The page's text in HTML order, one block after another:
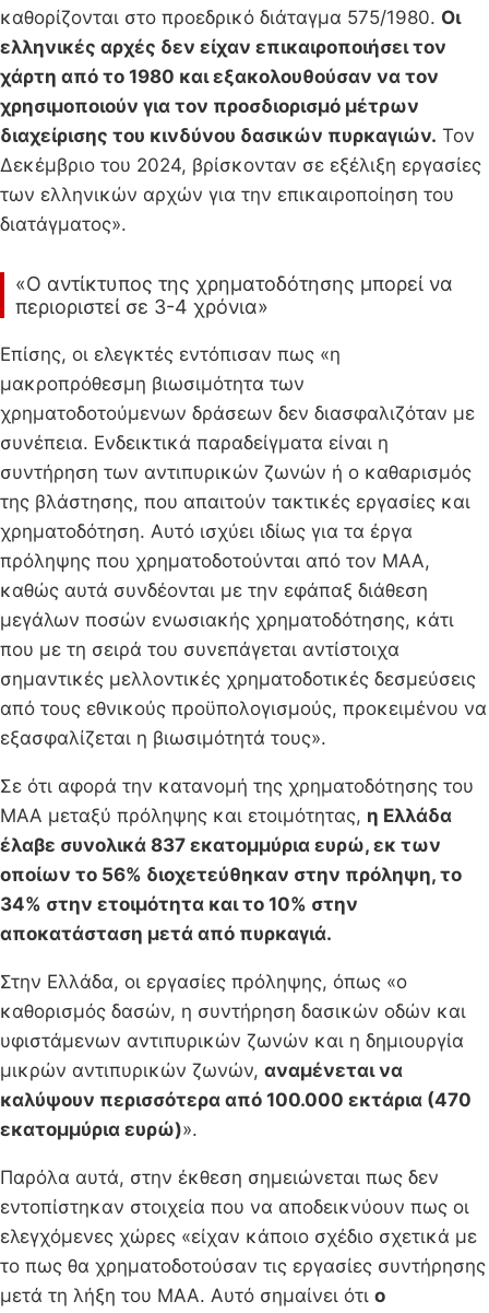
καθορίζονται στο προεδρικό διάταγμα 575/1980. Οι
ελληνικές αρχές δεν είχαν επικαιροποιήσει τον
χάρτη από το 1980 και εξακολουθούσαν να τον
χρησιμοποιούν για τον προσδιορισμό μέτρων
διαχείρισης του κινδύνου δασικών πυρκαγιών. Τον
Δεκέμβριο του 2024, βρίσκονταν σε εξέλιξη εργασίες
των ελληνικών αρχών για την επικαιροποίηση του
διατάγματος».
«Ο αντίκτυπος της χρηματοδότησης μπορεί να
περιοριστεί σε 3-4 χρόνια»
Επίσης, οι ελεγκτές εντόπισαν πως «η
μακροπρόθεσμη βιωσιμότητα των
χρηματοδοτούμενων δράσεων δεν διασφαλιζόταν με
συνέπεια. Ενδεικτικά παραδείγματα είναι η
συντήρηση των αντιπυρικών ζωνών ή ο καθαρισμός
της βλάστησης, που απαιτούν τακτικές εργασίες και
χρηματοδότηση. Αυτό ισχύει ιδίως για τα έργα
πρόληψης που χρηματοδοτούνται από τον ΜΑΑ,
καθώς αυτά συνδέονται με την εφάπαξ διάθεση
μεγάλων ποσών ενωσιακής χρηματοδότησης, κάτι
που με τη σειρά του συνεπάγεται αντίστοιχα
σημαντικές μελλοντικές χρηματοδοτικές δεσμεύσεις
από τους εθνικούς προϋπολογισμούς, προκειμένου να
εξασφαλίζεται η βιωσιμότητά τους».
Σε ότι αφορά την κατανομή της χρηματοδότησης του
ΜΑΑ μεταξύ πρόληψης και ετοιμότητας, η Ελλάδα
έλαβε συνολικά 837 εκατομμύρια ευρώ, εκ των
οποίων το 56% διοχετεύθηκαν στην πρόληψη, το
34% στην ετοιμότητα και το 10% στην
αποκατάσταση μετά από πυρκαγιά.
Στην Ελλάδα, οι εργασίες πρόληψης, όπως «ο
καθορισμός δασών, η συντήρηση δασικών οδών και
υφιστάμενων αντιπυρικών ζωνών και η δημιουργία
μικρών αντιπυρικών ζωνών, αναμένεται να
καλύψουν περισσότερα από 100.000 εκτάρια (470
εκατομμύρια ευρώ)».
Παρόλα αυτά, στην έκθεση σημειώνεται πως δεν
εντοπίστηκαν στοιχεία που να αποδεικνύουν πως οι
ελεγχόμενες χώρες «είχαν κάποιο σχέδιο σχετικά με
το πως θα χρηματοδοτούσαν τις εργασίες συντήρησης
μετά τη λήξη του ΜΑΑ. Αυτό σημαίνει ότι ο